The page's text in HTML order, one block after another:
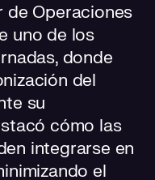
de Operaciones
uno de los
donde
del
su
cómo las
integrarse en
el